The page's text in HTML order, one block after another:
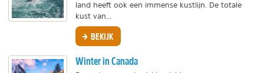
land heeft ook een immense kustlijn. De totale
kust van...
BEKIJK
Winter in Canada